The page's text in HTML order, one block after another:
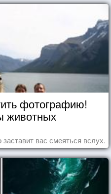
фотографию!
животных
вас смеяться вслух.